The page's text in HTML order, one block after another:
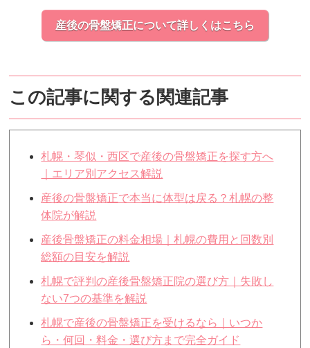
産後の骨盤矯正について詳しくはこちら
この記事に関する関連記事
札幌・琴似・西区で産後の骨盤矯正を探す方へ
｜エリア別アクセス解説
産後の骨盤矯正で本当に体型は戻る？札幌の整
体院が解説
産後骨盤矯正の料金相場｜札幌の費用と回数別
総額の目安を解説
札幌で評判の産後骨盤矯正院の選び方｜失敗し
ない7つの基準を解説
札幌で産後の骨盤矯正を受けるなら｜いつか
ら・何回・料金・選び方まで完全ガイド